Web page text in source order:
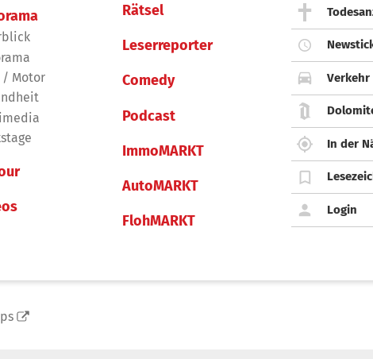
/ Motor
Rätsel
Leserreporter
Comedy
Podcast
ImmoMARKT
AutoMARKT
FlohMARKT
Verkehr
In der
Login